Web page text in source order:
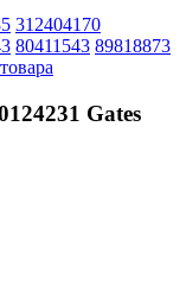
312404170
80411543 89818873
Gates